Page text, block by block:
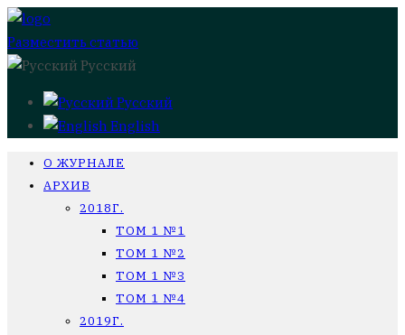
Разместить статью
Русский
Русский
English
О ЖУРНАЛЕ
АРХИВ
2018Г.
ТОМ 1 №1
ТОМ 1 №2
ТОМ 1 №3
ТОМ 1 №4
2019Г.